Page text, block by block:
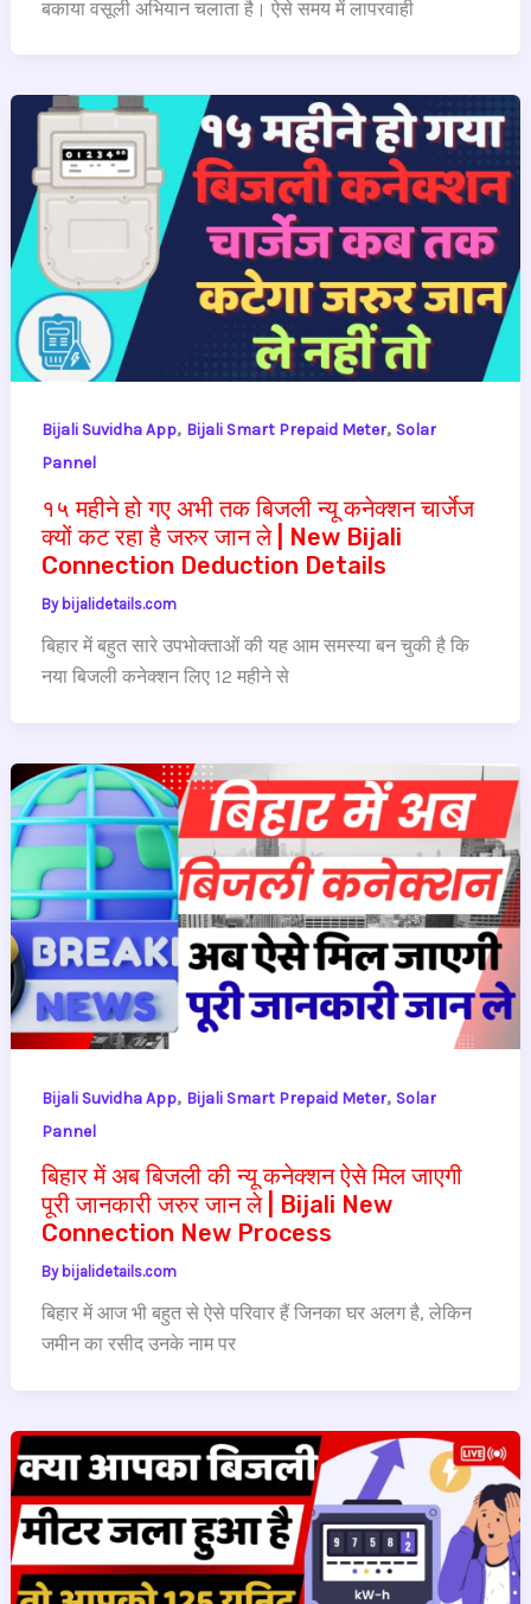
बकाया वसूली अभियान चलाता है। ऐसे समय में लापरवाही
Bijali Suvidha App, Bijali Smart Prepaid Meter, Solar
Pannel
१५ महीने हो गए अभी तक बिजली न्यू कनेक्शन चार्जेज
क्यों कट रहा है जरुर जान ले | New Bijali
Connection Deduction Details
By bijalidetails.com
बिहार में बहुत सारे उपभोक्ताओं की यह आम समस्या बन चुकी है कि
नया बिजली कनेक्शन लिए 12 महीने से
Bijali Suvidha App, Bijali Smart Prepaid Meter, Solar
Pannel
बिहार में अब बिजली की न्यू कनेक्शन ऐसे मिल जाएगी
पूरी जानकारी जरुर जान ले | Bijali New
Connection New Process
By bijalidetails.com
बिहार में आज भी बहुत से ऐसे परिवार हैं जिनका घर अलग है, लेकिन
जमीन का रसीद उनके नाम पर